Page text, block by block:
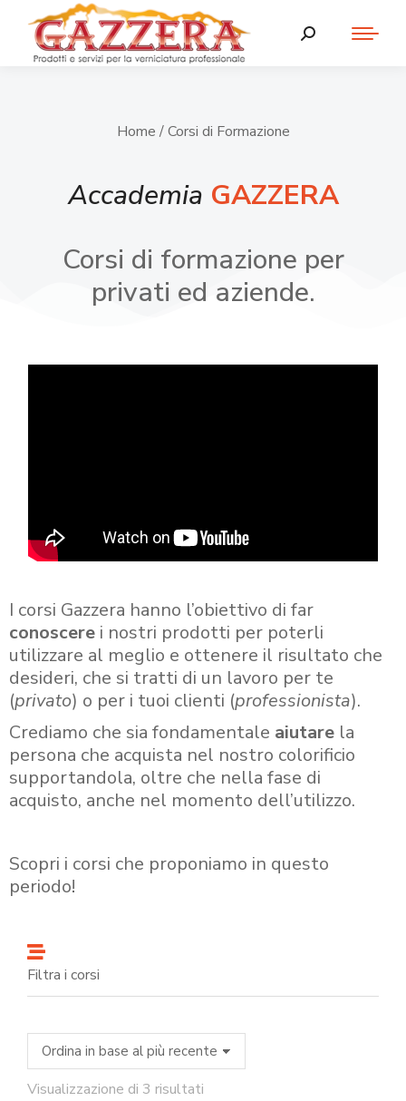
Home / Corsi di Formazione
Accademia GAZZERA
Corsi di formazione per
privati ed aziende.
I corsi Gazzera hanno l’obiettivo di far
conoscere i nostri prodotti per poterli
utilizzare al meglio e ottenere il risultato che
desideri, che si tratti di un lavoro per te
(privato) o per i tuoi clienti (professionista).
Crediamo che sia fondamentale aiutare la
persona che acquista nel nostro colorificio
supportandola, oltre che nella fase di
acquisto, anche nel momento dell’utilizzo.
Scopri i corsi che proponiamo in questo
periodo!
Filtra i corsi
Visualizzazione di 3 risultati